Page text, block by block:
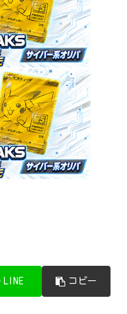
LINE コピー